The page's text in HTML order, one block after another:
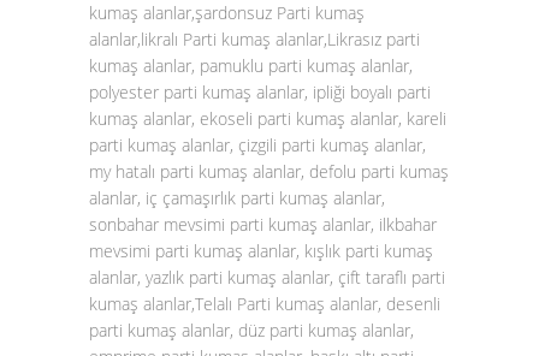
kumaş alanlar,şardonsuz Parti kumaş
alanlar,likralı Parti kumaş alanlar,Likrasız parti
kumaş alanlar, pamuklu parti kumaş alanlar,
polyester parti kumaş alanlar, ipliği boyalı parti
kumaş alanlar, ekoseli parti kumaş alanlar, kareli
parti kumaş alanlar, çizgili parti kumaş alanlar,
my hatalı parti kumaş alanlar, defolu parti kumaş
alanlar, iç çamaşırlık parti kumaş alanlar,
sonbahar mevsimi parti kumaş alanlar, ilkbahar
mevsimi parti kumaş alanlar, kışlık parti kumaş
alanlar, yazlık parti kumaş alanlar, çift taraflı parti
kumaş alanlar,Telalı Parti kumaş alanlar, desenli
parti kumaş alanlar, düz parti kumaş alanlar,